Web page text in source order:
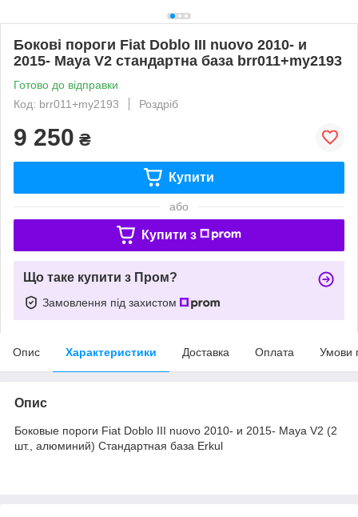
Бокові пороги Fiat Doblo III nuovo 2010- и
2015- Maya V2 стандартна база brr011+my2193
Готово до відправки
Код: brr011+my2193
Роздріб
9 250 ₴
Купити
або
Купити з
Що таке купити з Пром?
Замовлення під захистом
Опис Характеристики Доставка Оплата Умови
Опис
Боковые пороги Fiat Doblo III nuovo 2010- и 2015- Maya V2 (2
шт., алюминий) Стандартная база Erkul